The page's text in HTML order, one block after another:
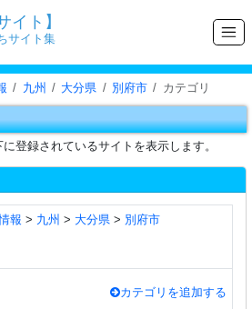
イト】
サイト集
九州 大分県 別府市 カテゴリ
登録されているサイトを表示します。
報 > 九州 > 大分県> 別府市
カテゴリを追加する